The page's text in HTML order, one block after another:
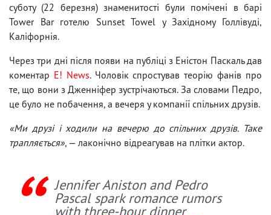
суботу (22 березня) знаменитості були помічені в барі
Tower Bar готелю Sunset Towel у Західному Голлівуді,
Каліфорнія.
Через три дні після появи на публіці з Еністон Паскаль дав
коментар E! News. Чоловік спростував теорію фанів про
те, що вони з Дженніфер зустрічаються. За словами Педро,
це було не побачення, а вечеря у компанії спільних друзів.
«Ми друзі і ходили на вечерю до спільних друзів. Таке
трапляється», — лаконічно відреагував на плітки актор.
Jennifer Aniston and Pedro
Pascal spark romance rumors
with three-hour dinner